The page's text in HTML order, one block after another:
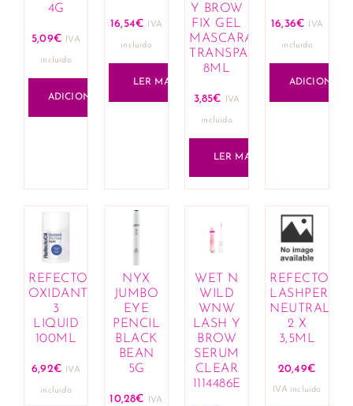
4G
5,09€ IVA
incluido
ADICIONAR
16,54€ IVA
incluido
LER MAIS
Y BROW
FIX GEL
MASCARA
TRANSPARENT
8ML
3,85€ IVA
incluido
LER MAIS
16,36€ IVA
incluido
ADICIONAR
REFECTOCIL
OXIDANT
3
LIQUID
100ML
6,92€ IVA
incluido
NYX
JUMBO
EYE
PENCIL
BLACK
BEAN
5G
10,28€ IVA
WET N
WILD
WNW
LASH Y
BROW
SERUM
CLEAR
1114486E
REFECTOCIL
LASHPERM
2 X
3,5ML
20,49€
IVA incluido